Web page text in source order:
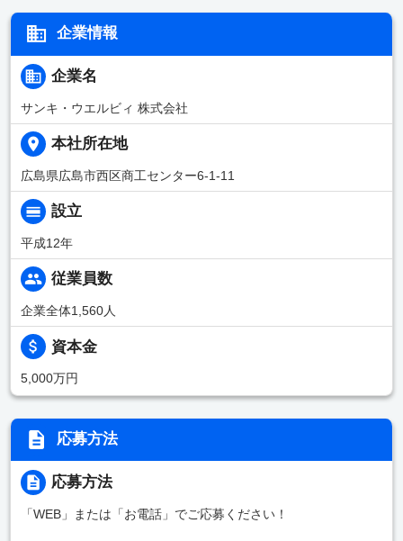
企業情報
企業名
サンキ・ウエルビィ 株式会社
本社所在地
広島県広島市西区商工センター6-1-11
設立
平成12年
従業員数
企業全体1,560人
資本金
5,000万円
応募方法
応募方法
「WEB」または「お電話」でご応募ください！